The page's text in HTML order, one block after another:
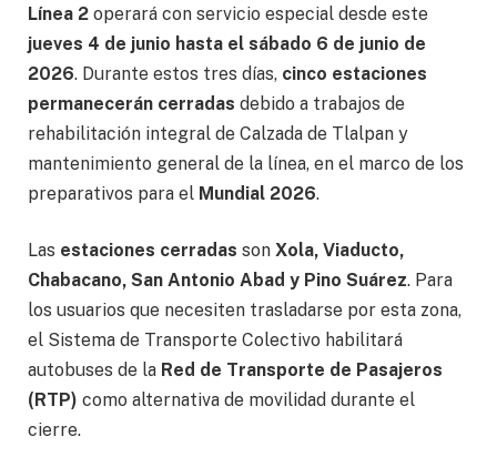
Línea 2 operará con servicio especial desde este
jueves 4 de junio hasta el sábado 6 de junio de
2026. Durante estos tres días, cinco estaciones
permanecerán cerradas debido a trabajos de
rehabilitación integral de Calzada de Tlalpan y
mantenimiento general de la línea, en el marco de los
preparativos para el Mundial 2026.
Las estaciones cerradas son Xola, Viaducto,
Chabacano, San Antonio Abad y Pino Suárez. Para
los usuarios que necesiten trasladarse por esta zona,
el Sistema de Transporte Colectivo habilitará
autobuses de la Red de Transporte de Pasajeros
(RTP) como alternativa de movilidad durante el
cierre.